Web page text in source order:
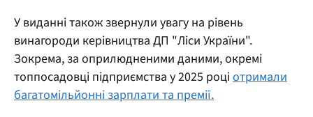
У виданні також звернули увагу на рівень
винагороди керівництва ДП "Ліси України".
Зокрема, за оприлюдненими даними, окремі
топпосадовці підприємства у 2025 роціотримали
багатомільйонні зарплати та премії.